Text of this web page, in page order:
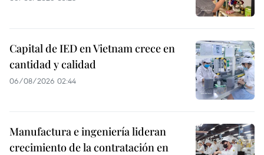
Capital de IED en Vietnam crece en
cantidad y calidad
06/08/2026 02:44
Manufactura e ingeniería lideran
crecimiento de la contratación en